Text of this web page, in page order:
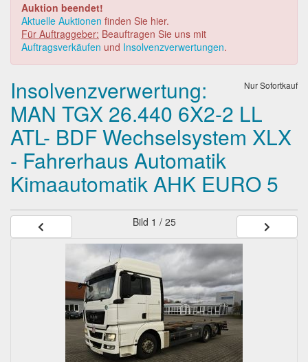
Auktion beendet!
Aktuelle Auktionen finden Sie hier.
Für Auftraggeber: Beauftragen Sie uns mit
Auftragsverkäufen und Insolvenzverwertungen.
Nur Sofortkauf
Insolvenzverwertung:
MAN TGX 26.440 6X2-2 LL
ATL- BDF Wechselsystem XLX
- Fahrerhaus Automatik
Kimaautomatik AHK EURO 5
Bild 1 / 25